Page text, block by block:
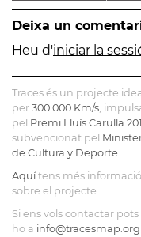
ESCURRA
Deixa un
Heu d'iniciar la
Traces és un projecte
per 300.000 Km/s ,
pel Premi Lluís Carulla
subvencionat pel
de Cultura y Deporte
Aquítens més informació
sobre el projecte
Si ens vols contactar pots
ho a info@tracesmap.org